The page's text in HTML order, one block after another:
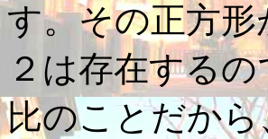
す。その正方
２は存在する
比のことだか